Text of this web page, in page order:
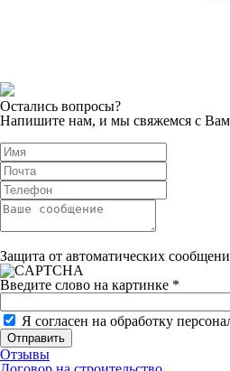
Остались вопросы?
Напишите нам, и мы свяжемся с
Защита от автоматических
Введите слово на картинке *
Я согласен на обработку
Отзывы